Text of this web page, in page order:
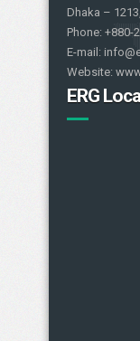
Dhaka –
Phone: +880-
E-mail:
Website:
ERG